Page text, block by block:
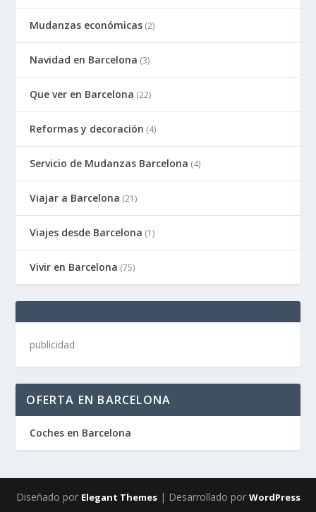
Mudanzas económicas (2)
Navidad en Barcelona (3)
Que ver en Barcelona (22)
Reformas y decoración (4)
Servicio de Mudanzas Barcelona (4)
Viajar a Barcelona (21)
Viajes desde Barcelona (1)
Vivir en Barcelona (75)
publicidad
OFERTA EN BARCELONA
Coches en Barcelona
Diseñado por Elegant Themes| Desarrollado por WordPress